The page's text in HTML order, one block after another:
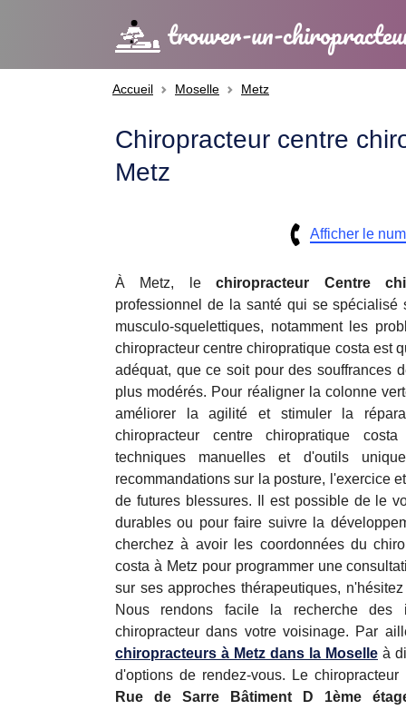
trouver-un-
Accueil Moselle Metz
Chiropracteur centre
Metz
Afficher le
À Metz, lechiropracteur
Centre
professionnel de la santé qui se spécialisé
musculo-squelettiques, notamment les
chiropracteur centre chiropratique costa est
adéquat, que ce soit pour des souffrances
plus modérés. Pour réaligner la colonne
améliorer la agilité et stimuler la
chiropracteur centre chiropratique
techniques manuelles et d'outils
recommandations sur la posture, l'exercice
de futures blessures. Il est possible de le
durables ou pour faire suivre la
cherchez à avoir les coordonnées du
costa à Metz pour programmer une
sur ses approches thérapeutiques,
Nous rendons facile la recherche des
chiropracteur dans votre voisinage. Par
chiropracteurs à Metz dans la Moselle à
d'options de rendez-vous. Le
Rue de Sarre Bâtiment D 1ème